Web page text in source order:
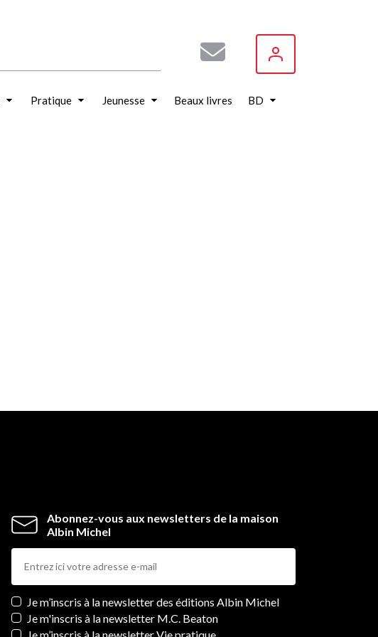
Pratique Jeunesse Beaux livres BD
Abonnez-vous aux newsletters de la maison
Albin Michel
Newsletters
Je m’inscris à la newsletter des éditions Albin Michel
Je m'inscris à la newsletter M.C. Beaton